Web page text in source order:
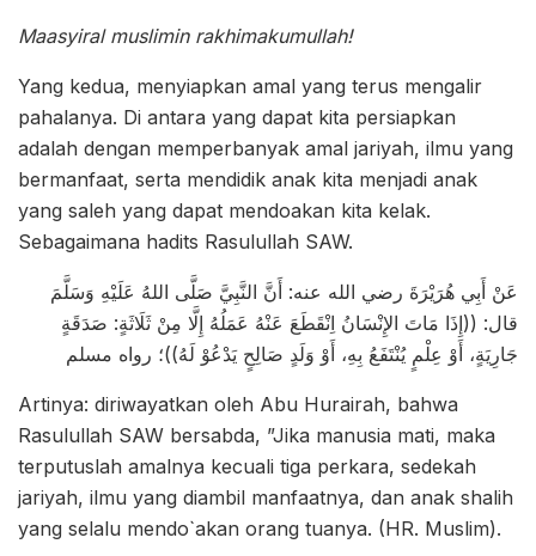
Maasyiral muslimin rakhimakumullah!
Yang kedua, menyiapkan amal yang terus mengalir
pahalanya. Di antara yang dapat kita persiapkan
adalah dengan memperbanyak amal jariyah, ilmu yang
bermanfaat, serta mendidik anak kita menjadi anak
yang saleh yang dapat mendoakan kita kelak.
Sebagaimana hadits Rasulullah SAW.
عَنْ أَبِي هُرَيْرَةَ رضي الله عنه: أَنَّ النَّبِيَّ صَلَّى اللهُ عَلَيْهِ وَسَلَّمَ
قال: ((إِذَا مَاتَ الإِنْسَانُ اِنْقَطَعَ عَنْهُ عَمَلُهُ إِلَّا مِنْ ثَلَاثَةٍ: صَدَقَةٍ
جَارِيَةٍ، أَوْ عِلْمٍ يُنْتَفَعُ بِهِ، أَوْ وَلَدٍ صَالِحٍ يَدْعُوْ لَهُ))؛ رواه مسلم
Artinya: diriwayatkan oleh Abu Hurairah, bahwa
Rasulullah SAW bersabda, ”Jika manusia mati, maka
terputuslah amalnya kecuali tiga perkara, sedekah
jariyah, ilmu yang diambil manfaatnya, dan anak shalih
yang selalu mendo`akan orang tuanya. (HR. Muslim).